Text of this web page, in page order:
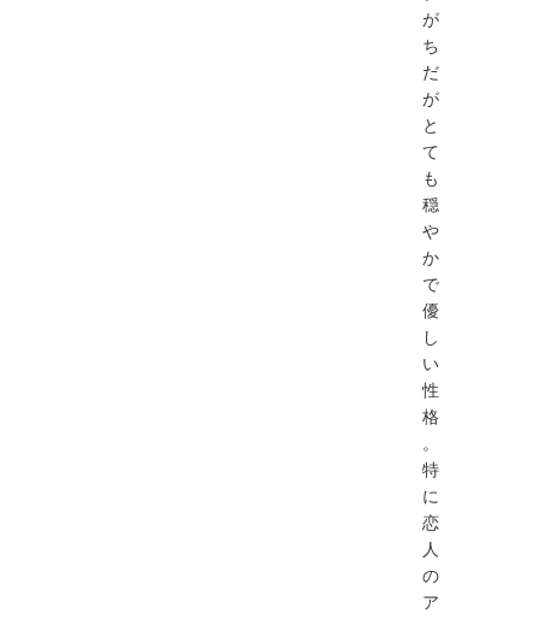
が
ち
だ
が
と
て
も
穏
や
か
で
優
し
い
性
格
。
特
に
恋
人
の
ア